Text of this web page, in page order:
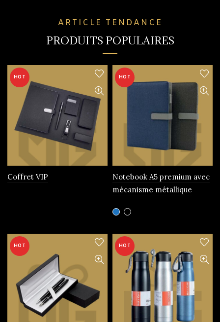
ARTICLE TENDANCE
PRODUITS POPULAIRES
HOT
Coffret VIP
HOT
Notebook A5 premium avec
mécanisme métallique
Ce
produit
plusieurs
variations.
options
choisies
HOT HOT